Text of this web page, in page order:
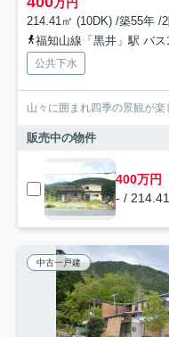
214.41㎡ (10DK) /築55年 /
福知山線「黒井」駅 バス17分
公共下水
山々に囲まれ四季の景観が楽
販売中の物件
400万円
- /
中古一戸建